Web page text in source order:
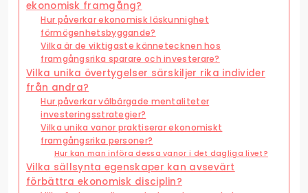
ekonomisk framgång?
Hur påverkar ekonomisk läskunnighet
förmögenhetsbyggande?
Vilka är de viktigaste kännetecknen hos
framgångsrika sparare och investerare?
Vilka unika övertygelser särskiljer rika individer
från andra?
Hur påverkar välbärgade mentaliteter
investeringsstrategier?
Vilka unika vanor praktiserar ekonomiskt
framgångsrika personer?
Hur kan man införa dessa vanor i det dagliga livet?
Vilka sällsynta egenskaper kan avsevärt
förbättra ekonomisk disciplin?